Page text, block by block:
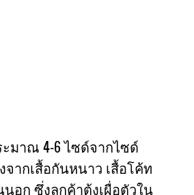
ะมาณ 4-6 ไซด์จากไซด์
จากเสื้อกันหนาว เสื้อโค้ท
อก ซึ่งลูกค้าต้งเผื่อตัวใน